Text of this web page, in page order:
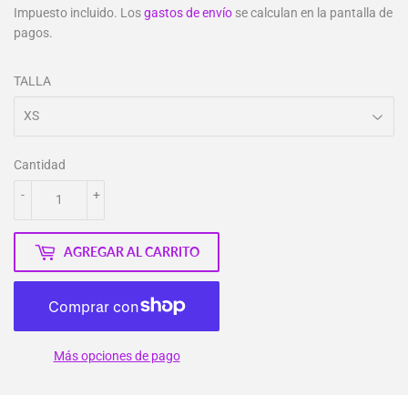
Impuesto incluido. Losgastos de envío se calculan en la pantalla de
pagos.
TALLA
Cantidad
+
-
AGREGAR AL CARRITO
Más opciones de pago